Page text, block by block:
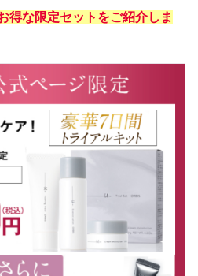
得な限定セットをご紹介しま